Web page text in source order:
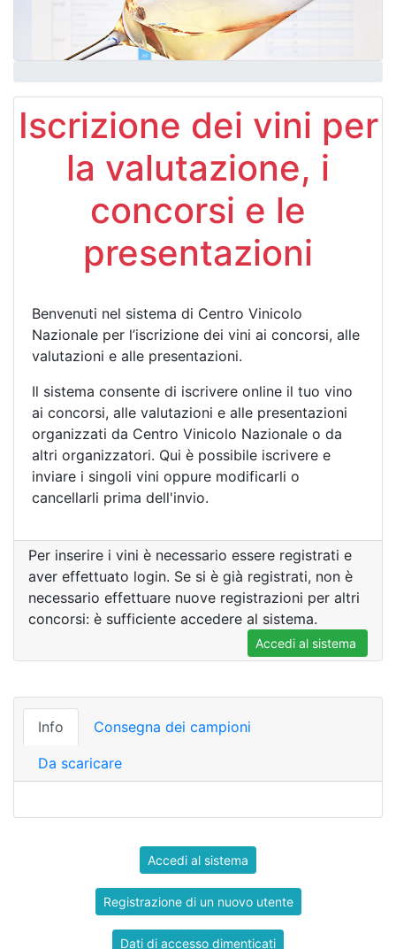
Iscrizione dei vini per
la valutazione, i
concorsi e le
presentazioni
Benvenuti nel sistema di Centro Vinicolo
Nazionale per l’iscrizione dei vini ai concorsi, alle
valutazioni e alle presentazioni.
Il sistema consente di iscrivere online il tuo vino
ai concorsi, alle valutazioni e alle presentazioni
organizzati da Centro Vinicolo Nazionale o da
altri organizzatori. Qui è possibile iscrivere e
inviare i singoli vini oppure modificarli o
cancellarli prima dell'invio.
Per inserire i vini è necessario essere registrati e
aver effettuato login. Se si è già registrati, non è
necessario effettuare nuove registrazioni per altri
concorsi: è sufficiente accedere al sistema.
Accedi al sistema
Info Consegna dei campioni
Da scaricare
Accedi al sistema
Registrazione di un nuovo utente
Dati di accesso dimenticati